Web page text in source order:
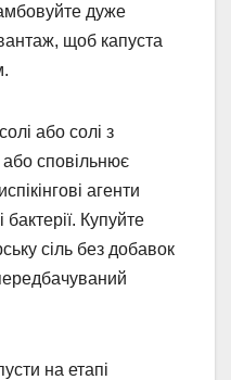
дуже
щоб капуста
або солі з
сповільнює
агенти
Купуйте
сіль без добавок
на етапі